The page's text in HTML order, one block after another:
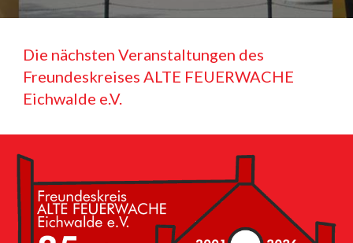
Die nächsten Veranstaltungen des
Freundeskreises ALTE FEUERWACHE
Eichwalde e.V.